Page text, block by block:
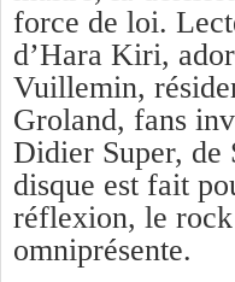
force de loi.
d’Hara Kiri,
Vuillemin,
Groland, fans
Didier Super, de
disque est fait
réflexion, le
omniprésente.